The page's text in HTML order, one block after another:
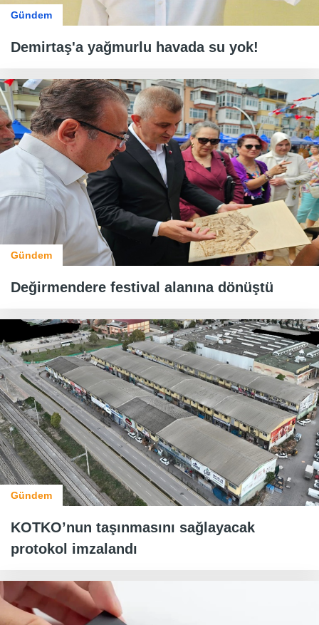
Gündem
Demirtaş'a yağmurlu havada su yok!
Gündem
Değirmendere festival alanına dönüştü
Gündem
KOTKO’nun taşınmasını sağlayacak
protokol imzalandı